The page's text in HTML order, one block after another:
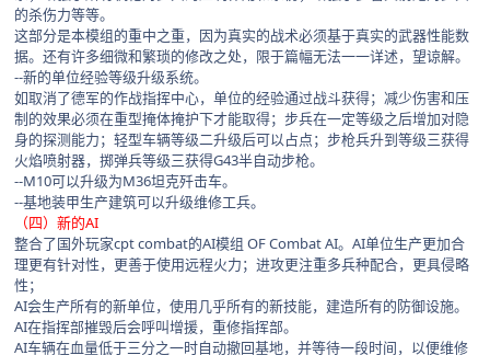
的杀伤力等等。
这部分是本模组的重中之重，因为真实的战术必须基于真实的武器性能数
据。还有许多细微和繁琐的修改之处，限于篇幅无法一一详述，望谅解。
--新的单位经验等级升级系统。
如取消了德军的作战指挥中心，单位的经验通过战斗获得；减少伤害和压
制的效果必须在重型掩体掩护下才能取得；步兵在一定等级之后增加对隐
身的探测能力；轻型车辆等级二升级后可以占点；步枪兵升到等级三获得
火焰喷射器，掷弹兵等级三获得G43半自动步枪。
--M10可以升级为M36坦克歼击车。
--基地装甲生产建筑可以升级维修工兵。
（四）新的AI
整合了国外玩家cpt combat的AI模组 OF Combat AI。AI单位生产更加合
理更有针对性，更善于使用远程火力；进攻更注重多兵种配合，更具侵略
性；
AI会生产所有的新单位，使用几乎所有的新技能，建造所有的防御设施。
AI在指挥部摧毁后会呼叫增援，重修指挥部。
AI车辆在血量低于三分之一时自动撤回基地，并等待一段时间，以便维修